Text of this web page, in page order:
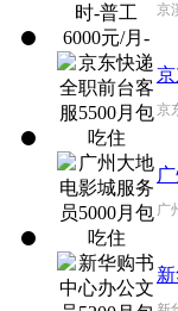
京
京
广